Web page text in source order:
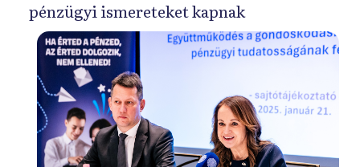
pénzügyi ismereteket kapnak